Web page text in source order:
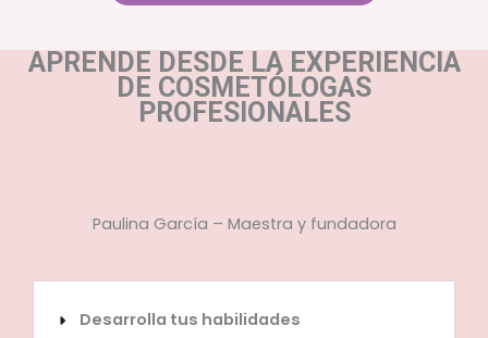
APRENDE DESDE LA EXPERIENCIA
DE COSMETÓLOGAS
PROFESIONALES
Paulina García – Maestra y fundadora
Desarrolla tus habilidades